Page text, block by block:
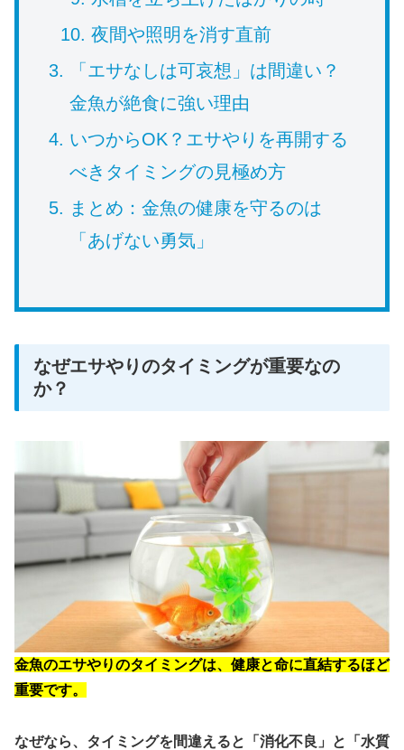
夜間や照明を消す直前
「エサなしは可哀想」は間違い？
金魚が絶食に強い理由
いつからOK？エサやりを再開する
べきタイミングの見極め方
まとめ：金魚の健康を守るのは
「あげない勇気」
なぜエサやりのタイミングが重要なの
か？
金魚のエサやりのタイミングは、健康と命に直結するほど
重要です。
なぜなら、タイミングを間違えると「消化不良」と「水質